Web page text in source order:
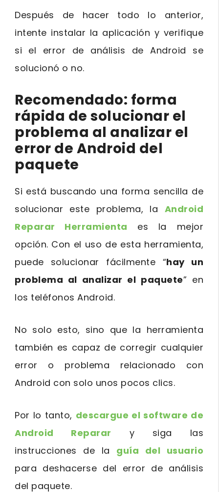
Después de hacer todo lo anterior,
intente instalar la aplicación y verifique
si el error de análisis de Android se
solucionó o no.
Recomendado: forma
rápida de solucionar el
problema al analizar el
error de Android del
paquete
Si está buscando una forma sencilla de
solucionar este problema, la Android
Reparar Herramienta es la mejor
opción. Con el uso de esta herramienta,
puede solucionar fácilmente “hay un
problema al analizar el paquete” en
los teléfonos Android.
No solo esto, sino que la herramienta
también es capaz de corregir cualquier
error o problema relacionado con
Android con solo unos pocos clics.
Por lo tanto, descargue el software de
Android Reparar y siga las
instrucciones de la guía del usuario
para deshacerse del error de análisis
del paquete.